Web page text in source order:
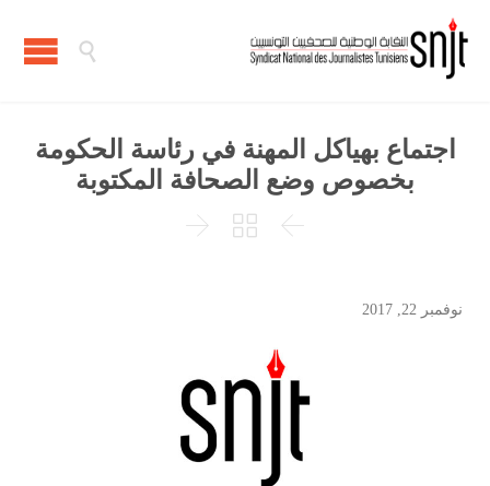

اجتماع بهياكل المهنة في رئاسة الحكومة
بخصوص وضع الصحافة المكتوبة



نوفمبر 22, 2017